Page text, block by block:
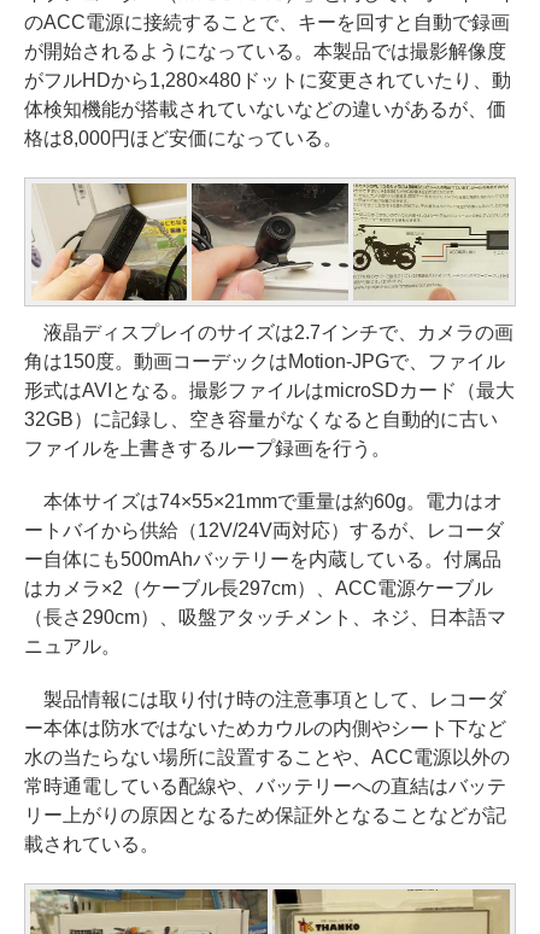
のACC電源に接続することで、キーを回すと自動で録画
が開始されるようになっている。本製品では撮影解像度
がフルHDから1,280×480ドットに変更されていたり、動
体検知機能が搭載されていないなどの違いがあるが、価
格は8,000円ほど安価になっている。
液晶ディスプレイのサイズは2.7インチで、カメラの画
角は150度。動画コーデックはMotion-JPGで、ファイル
形式はAVIとなる。撮影ファイルはmicroSDカード（最大
32GB）に記録し、空き容量がなくなると自動的に古い
ファイルを上書きするループ録画を行う。
本体サイズは74×55×21mmで重量は約60g。電力はオ
ートバイから供給（12V/24V両対応）するが、レコーダ
ー自体にも500mAhバッテリーを内蔵している。付属品
はカメラ×2（ケーブル長297cm）、ACC電源ケーブル
（長さ290cm）、吸盤アタッチメント、ネジ、日本語マ
ニュアル。
製品情報には取り付け時の注意事項として、レコーダ
ー本体は防水ではないためカウルの内側やシート下など
水の当たらない場所に設置することや、ACC電源以外の
常時通電している配線や、バッテリーへの直結はバッテ
リー上がりの原因となるため保証外となることなどが記
載されている。